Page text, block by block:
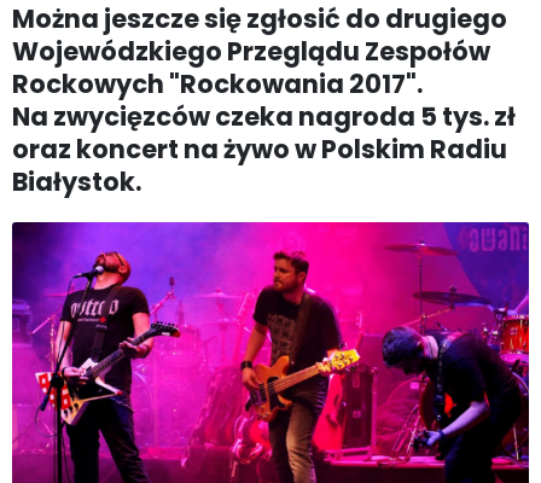
Można jeszcze się zgłosić do drugiego
Wojewódzkiego Przeglądu Zespołów
Rockowych "Rockowania 2017".
Na zwycięzców czeka nagroda 5 tys. zł
oraz koncert na żywo w Polskim Radiu
Białystok.